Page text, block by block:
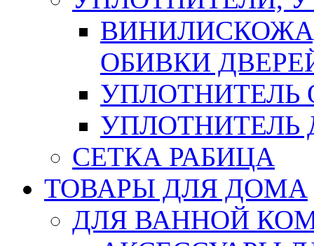
ОБИВКИ
УПЛОТНИТЕЛЬ
СЕТКА РАБИЦА
ТОВАРЫ ДЛЯ ДОМА
ДЛЯ ВАННОЙ